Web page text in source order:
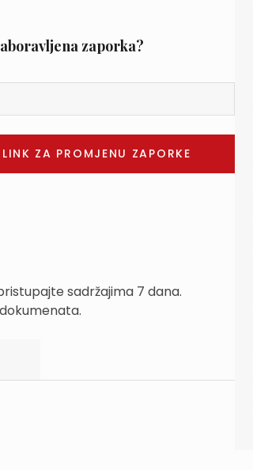
zaporka?
sadržajima 7 dana.